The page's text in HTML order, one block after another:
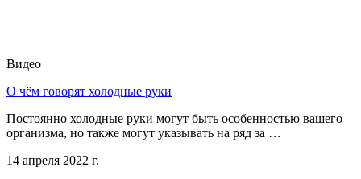
Видео
О чём говорят холодные руки
Постоянно холодные руки могут быть особенностью вашего
организма, но также могут указывать на ряд за …
14 апреля 2022 г.